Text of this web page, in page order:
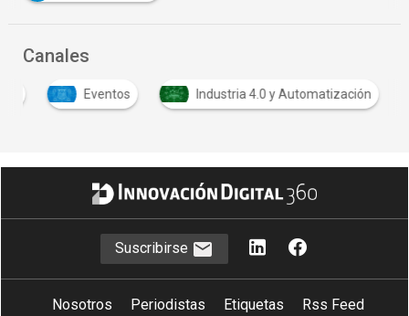
Canales
Eventos Industria 4.0 y Automatización
Suscribirse
Nosotros Periodistas Etiquetas
Rss Feed